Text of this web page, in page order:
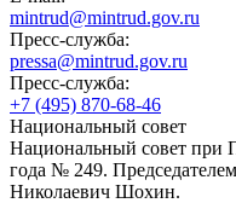
mintrud@mintrud.gov.ru
Пресс-служба:
pressa@mintrud.gov.ru
Пресс-служба:
+7 (495) 870-68-46
Национальный совет
Национальный совет при
года № 249.
Николаевич Шохин.